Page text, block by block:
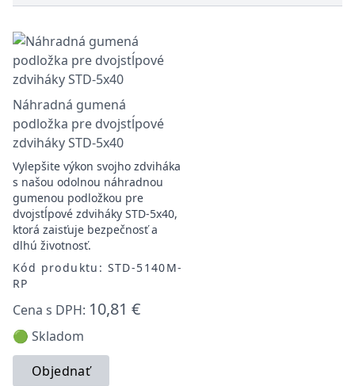
Náhradná gumená
podložka pre dvojstĺpové
zdviháky STD-5x40
Vylepšite výkon svojho zdviháka
s našou odolnou náhradnou
gumenou podložkou pre
dvojstĺpové zdviháky STD-5x40,
ktorá zaisťuje bezpečnosť a
dlhú životnosť.
Kód produktu: STD-5140M-
RP
Cena s DPH: 10,81 €
🟢 Skladom
Objednať